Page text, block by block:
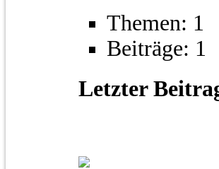
Themen: 1
Beiträge: 1
Letzter